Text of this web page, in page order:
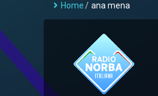
Home/ ana mena